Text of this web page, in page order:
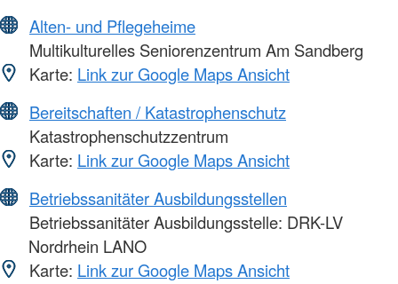
Alten- und Pflegeheime
Multikulturelles Seniorenzentrum Am Sandberg
Karte: Link zur Google Maps Ansicht
Bereitschaften / Katastrophenschutz
Katastrophenschutzzentrum
Karte: Link zur Google Maps Ansicht
Betriebssanitäter Ausbildungsstellen
Betriebssanitäter Ausbildungsstelle: DRK-LV
Nordrhein LANO
Karte: Link zur Google Maps Ansicht